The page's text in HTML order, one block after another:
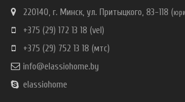
220140, г. Минск, ул. Притыцкого, 83-118 (ю
+375 (29) 172 13 18 (vel)
+375 (29) 752 13 18 (мтс)
info@elassiohome.by
elassiohome